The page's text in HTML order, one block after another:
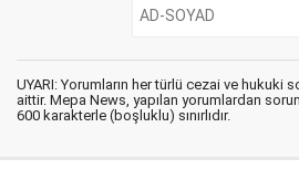
UYARI: Yorumların her türlü cezai ve hukuki
aittir. Mepa News, yapılan yorumlardan
600 karakterle (boşluklu) sınırlıdır.